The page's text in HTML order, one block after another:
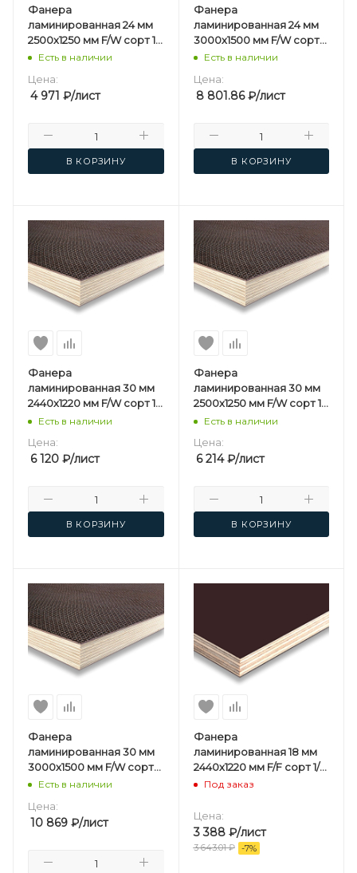
Фанера
ламинированная 24 мм
2500х1250 мм F/W сорт 1/1
березовая
Есть в наличии
Цена:
4 971 ₽/лист
В КОРЗИНУ
Фанера
ламинированная 24 мм
3000х1500 мм F/W сорт
1/1 березовая
Есть в наличии
Цена:
8 801.86₽/лист
В КОРЗИНУ
Фанера
ламинированная 30 мм
2440х1220 мм F/W сорт 1/1
березовая
Есть в наличии
Цена:
6 120 ₽/лист
В КОРЗИНУ
Фанера
ламинированная 30 мм
2500х1250 мм F/W сорт 1/1
березовая
Есть в наличии
Цена:
6 214₽/лист
В КОРЗИНУ
Фанера
ламинированная 30 мм
3000х1500 мм F/W сорт
1/1 березовая
Есть в наличии
Цена:
10 869 ₽/лист
Фанера
ламинированная 18 мм
2440х1220 мм F/F сорт 1/1
березовая SVEZA-DECK
Под заказ
Цена:
3 388₽/лист
3 643.01₽ -7%